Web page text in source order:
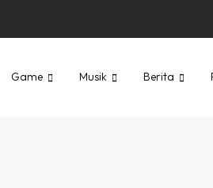
Game Musik Berita